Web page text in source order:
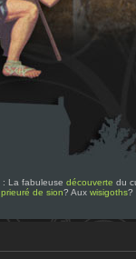
: La fabuleuse découverte du
prieuré de sion? Aux wisigoths?